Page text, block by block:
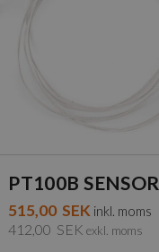
PT100B SENSOR
515,00 SEK inkl. moms
412,00 SEK exkl. moms